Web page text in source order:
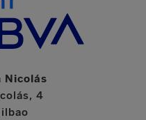
Nicolás
4